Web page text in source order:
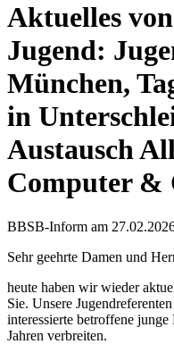
Aktuelles
Jugend:
München,
in
Austausch
Computer &
BBSB-Inform am
Sehr geehrte Damen und
heute haben wir wieder
Sie. Unsere
interessierte betroffene
Jahren verbreiten.